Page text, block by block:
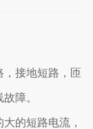
，接地短路，匝
障。
的短路电流，